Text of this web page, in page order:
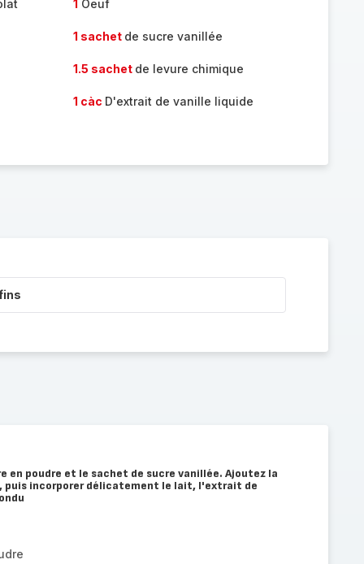
1 Oeuf
1 sachet de sucre vanillée
1.5 sachet de levure chimique
1 càc D'extrait de vanille liquide
en poudre et le sachet de sucre vanillée. Ajoutez la
puis incorporer délicatement le lait, l'extrait de